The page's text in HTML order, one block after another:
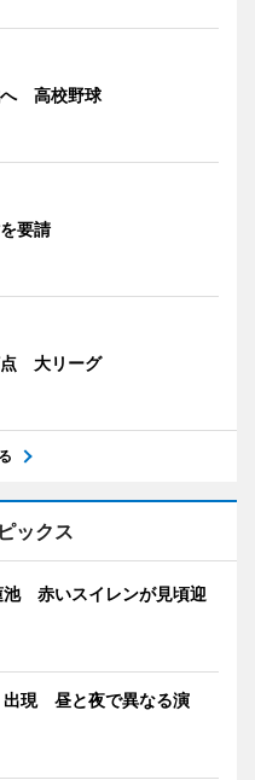
へ 高校野球
要請
点 大リーグ
ックス
池 赤いスイレンが見頃迎
出現 昼と夜で異なる演